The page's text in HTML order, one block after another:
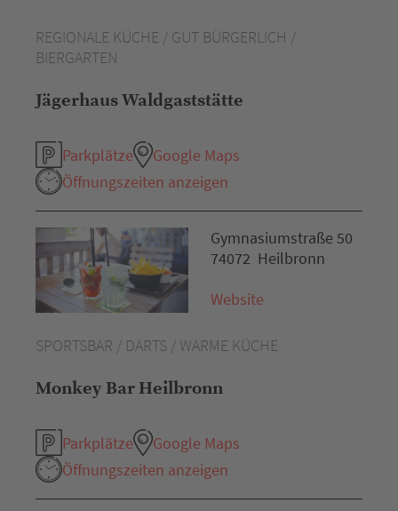
REGIONALE KÜCHE / GUT BÜRGERLICH /
BIERGARTEN
Jägerhaus Waldgaststätte
Parkplätze
Google Maps
Öffnungszeiten anzeigen
SPORTSBAR / DARTS / WARME KÜCHE
Monkey Bar Heilbronn
Parkplätze
Google Maps
Öffnungszeiten anzeigen
Gymnasiumstraße 50
74072 Heilbronn
Website